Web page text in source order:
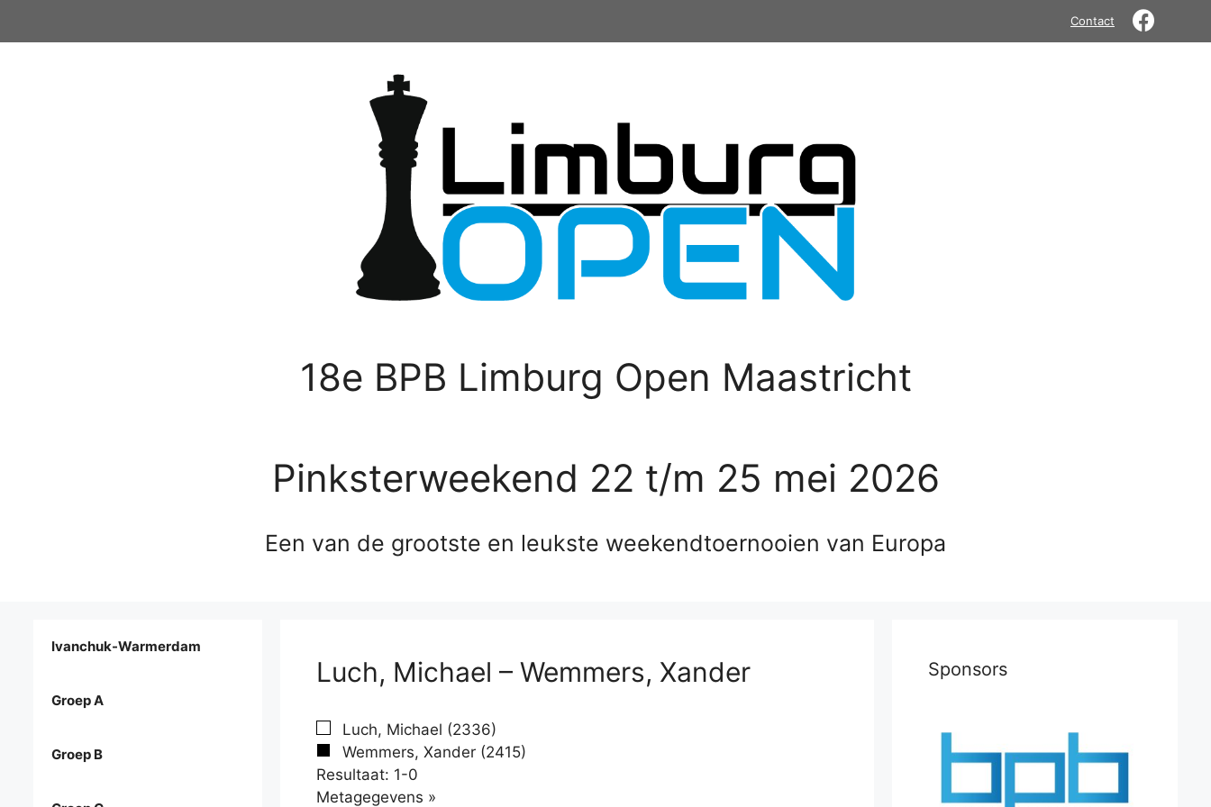
Contact
18e BPB Limburg Open Maastricht
Pinksterweekend 22 t/m 25 mei 2026
Een van de grootste en leukste weekendtoernooien van Europa
Luch, Michael – Wemmers, Xander
Luch, Michael (2336)
Wemmers, Xander (2415)
Resultaat: 1-0
Metagegevens »
Ivanchuk-Warmerdam
Groep A
Groep B
Sponsors